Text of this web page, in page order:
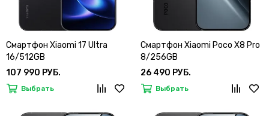
Смартфон Xiaomi 17 Ultra
16/512GB
107 990 РУБ.
Выбрать
Смартфон Xiaomi Poco X8 Pro
8/256GB
26 490 РУБ.
Выбрать